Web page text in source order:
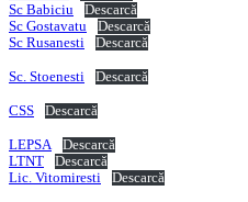
Sc Babiciu
Descarcă
Sc Gostavatu
Descarcă
Sc Rusanesti
Descarcă
Sc. Stoenesti Descarcă
CSS Descarcă
LEPSA
Descarcă
LTNT
Descarcă
Lic. Vitomiresti
Descarcă